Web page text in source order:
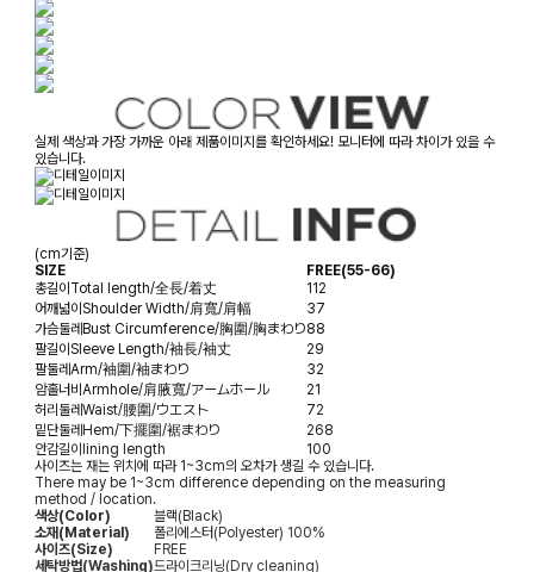
실제 색상과 가장 가까운 아래 제품이미지를 확인하세요! 모니터에 따라 차이가 있을 수
있습니다.
(cm기준)
SIZE
FREE(55-66)
총길이Total length/全長/着丈
112
어깨넓이Shoulder Width/肩寬/肩幅
37
가슴둘레Bust Circumference/胸圍/胸まわり88
팔길이Sleeve Length/袖長/袖丈
29
팔둘레Arm/袖圍/袖まわり
32
암홀너비Armhole/肩腋寬/アームホール
21
허리둘레Waist/腰圍/ウエスト
72
밑단둘레Hem/下擺圍/裾まわり
268
안감길이lining length
100
사이즈는 재는 위치에 따라 1~3cm의 오차가 생길 수 있습니다.
There may be 1~3cm difference depending on the measuring
method / location.
색상(Color)
블랙(Black)
소재(Material)
폴리에스터(Polyester) 100%
사이즈(Size)
FREE
세탁방법(Washing)드라이크리닝(Dry cleaning)